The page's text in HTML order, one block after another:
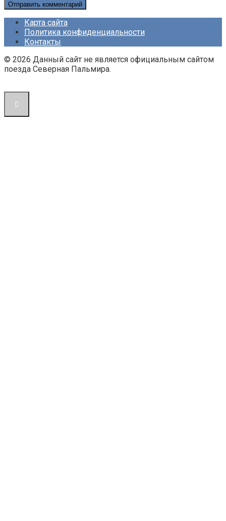
Карта сайта
Политика конфиденциальности
Контакты
© 2026 Данный сайт не является официальным сайтом
поезда Северная Пальмира.